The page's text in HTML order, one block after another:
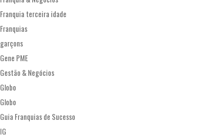
Franquia terceira idade
Franquias
garçons
Gene PME
Gestão & Negócios
Globo
Globo
Guia Franquias de Sucesso
IG